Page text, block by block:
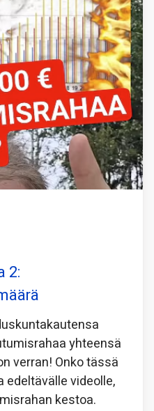
2:
yhteensä
verran! Onko tässä
edeltävälle videolle,
kestoa.